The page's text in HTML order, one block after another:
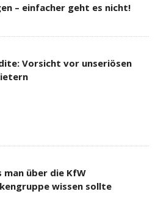
– einfacher geht es nicht!
Vorsicht vor unseriösen
man über die KfW
wissen sollte